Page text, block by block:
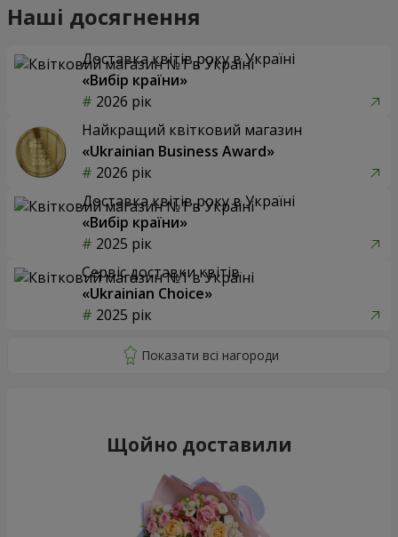
Наші досягнення
Доставка квітів року в Україні
«Вибір країни»
2026 рік
Найкращий квітковий магазин
«Ukrainian Business Award»
2026 рік
Доставка квітів року в Україні
«Вибір країни»
2025 рік
Сервіс доставки квітів
«Ukrainian Choice»
2025 рік
Щойно доставили